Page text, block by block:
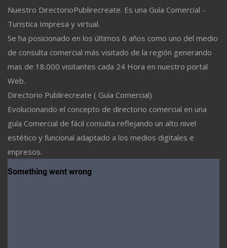
Nuestro DirectorioPublirecreate. Es una Guía Comercial -
Turistica Impresa y virtual.
Se ha posicionado en los últimos 6 años como uno del medio
de consulta comercial más visitado de la región generando
mas de 18.000 visitantes cada 24 Hora en nuestro portal
Web.
Directorio Publirecreate ( Guía Comercial)
Evolucionando el concepto de directorio comercial en una
guía Comercial de fácil consulta reflejando un alto nivel
estético y funcional adaptado a los medios digitales e
impresos.